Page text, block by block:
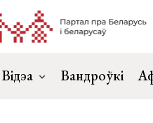
Відэа Вандроўкі